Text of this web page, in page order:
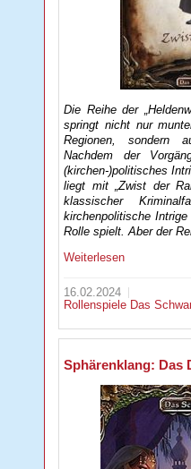
Die Reihe der
springt nicht nur
Regionen, sondern
Nachdem der
(kirchen-)politisches
liegt mit „Zwist der
klassischer
kirchenpolitische
Rolle spielt. Aber der
Weiterlesen
16.02.2024
Rollenspiele Das
Sphärenklang: Das